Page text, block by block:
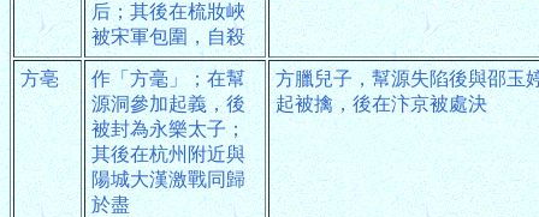
后；其後在梳妝峽
被宋軍包圍，自殺
方亳
作「方毫」；在幫
源洞參加起義，後
被封為永樂太子；
其後在杭州附近與
陽城大漢激戰同歸
於盡
方臘兒子，幫源失陷後與邵玉
起被擒，後在汴京被處決